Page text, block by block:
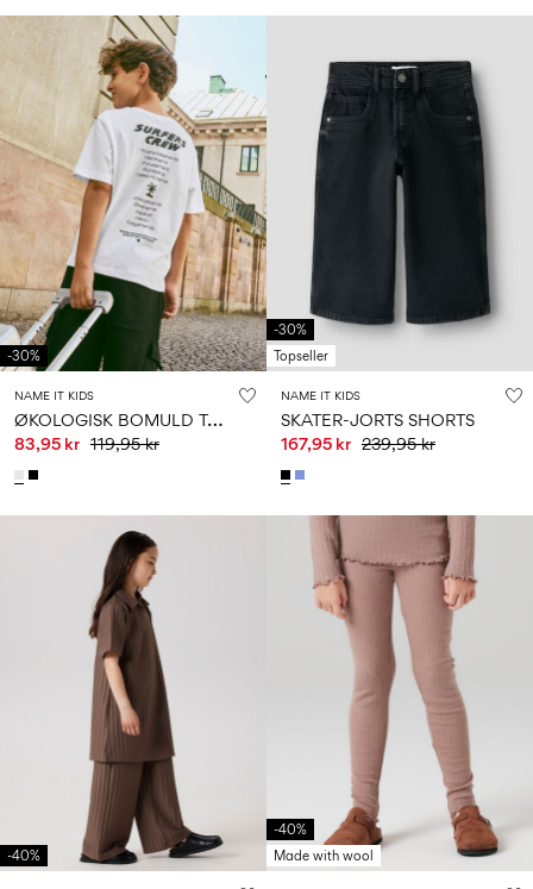
-30%
NAME IT KIDS
Ø
KOLOGISK BOMULD T-SHIRT
83,95 kr 119,95 kr
-30%
Topseller
NAME IT KIDS
SKATER-JORTS SHORTS
167,95 kr 239,95 kr
-40%
-40%
Made with wool